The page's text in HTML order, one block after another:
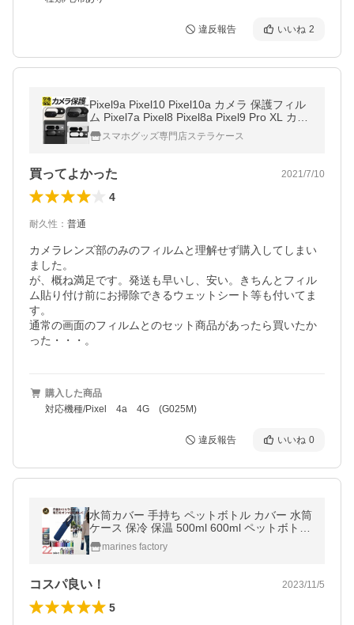
違反報告 いいね 2
Pixel9a Pixel10 Pixel10a カメラ 保護フィル
ム Pixel7a Pixel8 Pixel8a Pixel9 Pro XL カメ
ラ フィルム ガラスフィルム カメラレンズ カ
メラカバー ピクセル
スマホグッズ専門店ステラケース
買ってよかった 2021/7/10
4
耐久性 ： 普通
カメラレンズ部のみのフィルムと理解せず購入してしまい
ました。
が、概ね満足です。発送も早いし、安い。きちんとフィル
ム貼り付け前にお掃除できるウェットシート等も付いてま
す。
通常の画面のフィルムとのセット商品があったら買いたか
った・・・。
購入した商品
対応機種/Pixel 4a 4G (G025M)
違反報告 いいね 0
水筒カバー 手持ち ペットボトル カバー 水筒
ケース 保冷 保温 500ml 600ml ペットボトル
ホルダー こども サーモス 象印 タイガー
marines factory
コスパ良い！ 2023/11/5
5